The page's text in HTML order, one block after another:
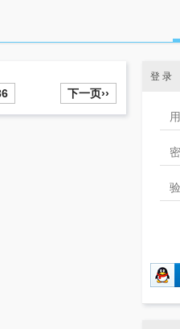
下一页››
登 录